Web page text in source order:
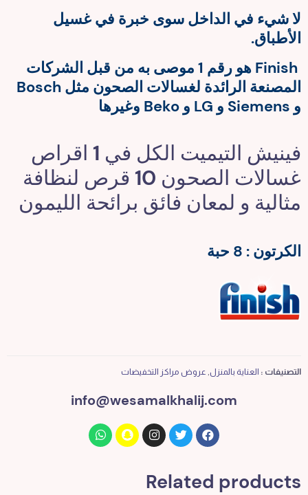
لا شيء في الداخل سوى خبرة في غسيل
الأطباق.
Finish هو رقم 1 موصى به من قبل الشركات
المصنعة الرائدة لغسالات الصحون مثل Bosch
و Siemens و LG و Beko وغيرها
فينيش التيميت الكل في 1 اقراص
غسالات الصحون 10 قرص لنظافة
مثالية و لمعان فائق برائحة الليمون
الكرتون : 8 حبة
التصنيفات : العناية بالمنزل, عروض مراكز التخفيضات
info@wesamalkhalij.com
Related products